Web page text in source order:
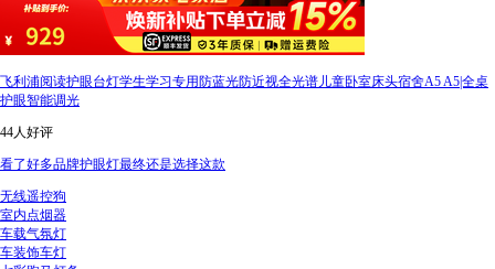
飞利浦阅读护眼台灯学生学习专用防蓝光防近视全光谱儿童卧室床头宿舍A5 A5|全桌
护眼智能调光
44人好评
看了好多品牌护眼灯最终还是选择这款
无线遥控狗
室内点烟器
车载气氛灯
车装饰车灯